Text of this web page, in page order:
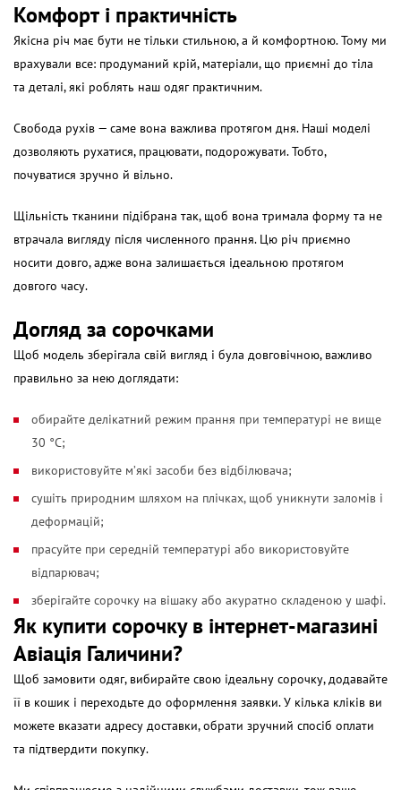
Комфорт і практичність
Якісна річ має бути не тільки стильною, а й комфортною. Тому ми
врахували все: продуманий крій, матеріали, що приємні до тіла
та деталі, які роблять наш одяг практичним.
Свобода рухів — саме вона важлива протягом дня. Наші моделі
дозволяють рухатися, працювати, подорожувати. Тобто,
почуватися зручно й вільно.
Щільність тканини підібрана так, щоб вона тримала форму та не
втрачала вигляду після численного прання. Цю річ приємно
носити довго, адже вона залишається ідеальною протягом
довгого часу.
Догляд за сорочками
Щоб модель зберігала свій вигляд і була довговічною, важливо
правильно за нею доглядати:
обирайте делікатний режим прання при температурі не вище
30 °C;
використовуйте м’які засоби без відбілювача;
сушіть природним шляхом на плічках, щоб уникнути заломів і
деформацій;
прасуйте при середній температурі або використовуйте
відпарювач;
зберігайте сорочку на вішаку або акуратно складеною у шафі.
Як купити сорочкув інтернет-магазині
Авіація Галичини?
Щоб замовити одяг, вибирайте свою ідеальну сорочку, додавайте
її в кошик і переходьте до оформлення заявки. У кілька кліків ви
можете вказати адресу доставки, обрати зручний спосіб оплати
та підтвердити покупку.